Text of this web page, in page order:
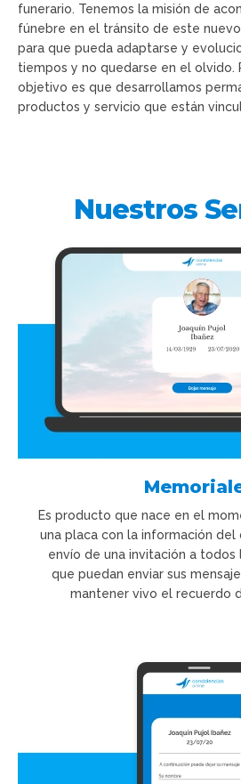
funerario. Tenemos la misión de
fúnebre en el tránsito de este
para que pueda adaptarse y
tiempos y no quedarse en el olvido.
objetivo es que desarrollamos
productos y servicio que están
Nuestros
Es producto que nace en el
una placa con la información
envío de una invitación a todos
que puedan enviar sus
mantener vivo el recuerdo